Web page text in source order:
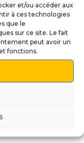
et/ou accéder aux
à ces technologies
que le
sur ce site. Le fait
peut avoir un
fonctions.
décor autour du
secondes.
mode multibille
Bouton